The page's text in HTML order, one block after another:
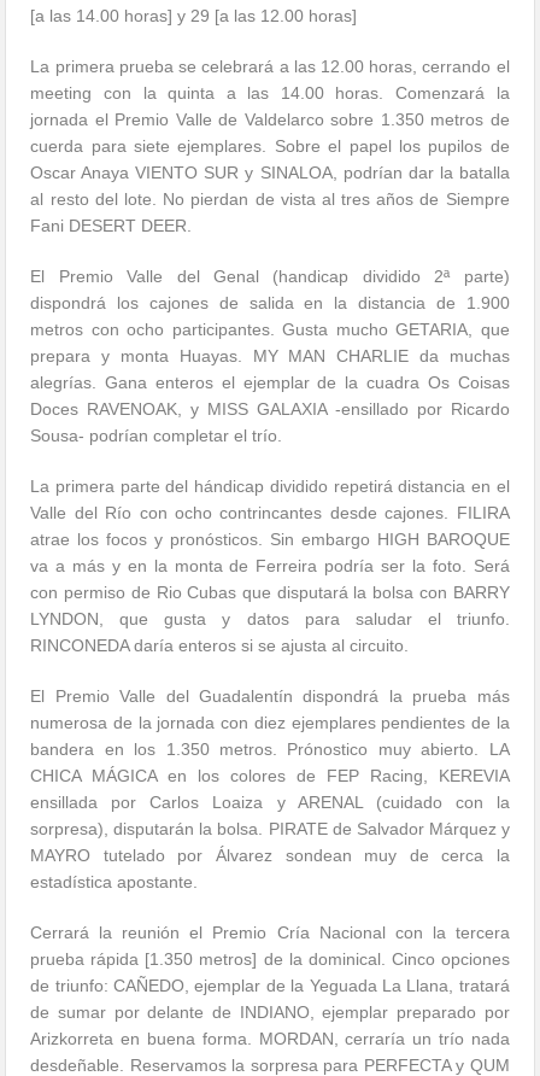
[a las 14.00 horas] y 29 [a las 12.00 horas]
La primera prueba se celebrará a las 12.00 horas, cerrando el
meeting con la quinta a las 14.00 horas. Comenzará la
jornada el Premio Valle de Valdelarco sobre 1.350 metros de
cuerda para siete ejemplares. Sobre el papel los pupilos de
Oscar Anaya VIENTO SUR y SINALOA, podrían dar la batalla
al resto del lote. No pierdan de vista al tres años de Siempre
Fani DESERT DEER.
El Premio Valle del Genal (handicap dividido 2ª parte)
dispondrá los cajones de salida en la distancia de 1.900
metros con ocho participantes. Gusta mucho GETARIA, que
prepara y monta Huayas. MY MAN CHARLIE da muchas
alegrías. Gana enteros el ejemplar de la cuadra Os Coisas
Doces RAVENOAK, y MISS GALAXIA -ensillado por Ricardo
Sousa- podrían completar el trío.
La primera parte del hándicap dividido repetirá distancia en el
Valle del Río con ocho contrincantes desde cajones. FILIRA
atrae los focos y pronósticos. Sin embargo HIGH BAROQUE
va a más y en la monta de Ferreira podría ser la foto. Será
con permiso de Rio Cubas que disputará la bolsa con BARRY
LYNDON, que gusta y datos para saludar el triunfo.
RINCONEDA daría enteros si se ajusta al circuito.
El Premio Valle del Guadalentín dispondrá la prueba más
numerosa de la jornada con diez ejemplares pendientes de la
bandera en los 1.350 metros. Prónostico muy abierto. LA
CHICA MÁGICA en los colores de FEP Racing, KEREVIA
ensillada por Carlos Loaiza y ARENAL (cuidado con la
sorpresa), disputarán la bolsa. PIRATE de Salvador Márquez y
MAYRO tutelado por Álvarez sondean muy de cerca la
estadística apostante.
Cerrará la reunión el Premio Cría Nacional con la tercera
prueba rápida [1.350 metros] de la dominical. Cinco opciones
de triunfo: CAÑEDO, ejemplar de la Yeguada La Llana, tratará
de sumar por delante de INDIANO, ejemplar preparado por
Arizkorreta en buena forma. MORDAN, cerraría un trío nada
desdeñable. Reservamos la sorpresa para PERFECTA y QUM